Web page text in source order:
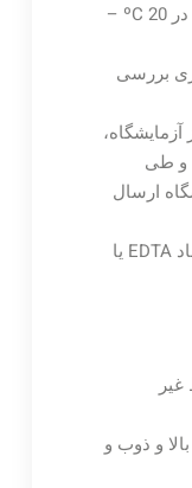
استخراج DNA و PCR می باشد، در ºC 20 –
بررسی
و طی
ارسال
برای تهیه پلاسما از مواد ضد انعقاد EDTA یا
و ذوب و